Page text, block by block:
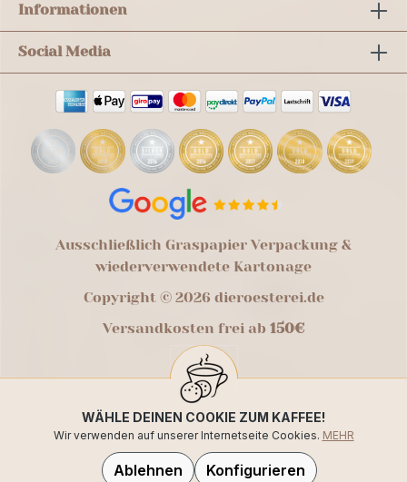
Informationen
Social Media
Ausschließlich Graspapier Verpackung &
wiederverwendete Kartonage
Copyright © 2026 dieroesterei.de
Versandkosten frei ab 150€
WÄHLE DEINEN COOKIE ZUM KAFFEE!
Wir verwenden auf unserer Internetseite Cookies. MEHR
Ablehnen Konfigurieren